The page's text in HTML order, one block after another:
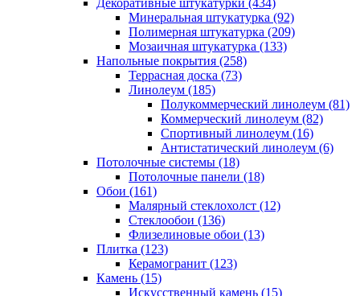
Декоративные штукатурки (434)
Минеральная штукатурка (92)
Полимерная штукатурка (209)
Мозаичная штукатурка (133)
Напольные покрытия (258)
Террасная доска (73)
Линолеум (185)
Полукоммерческий линолеум (81)
Коммерческий линолеум (82)
Спортивный линолеум (16)
Антистатический линолеум (6)
Потолочные системы (18)
Потолочные панели (18)
Обои (161)
Малярный стеклохолст (12)
Стеклообои (136)
Флизелиновые обои (13)
Плитка (123)
Керамогранит (123)
Камень (15)
Искусственный камень (15)